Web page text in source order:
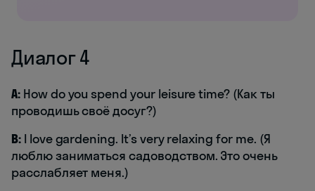
Диалог 4
A:How do you spend your leisure time? (Как ты
проводишь своё досуг?)
B:I love gardening. It’s very relaxing for me. (Я
люблю заниматься садоводством. Это очень
расслабляет меня.)